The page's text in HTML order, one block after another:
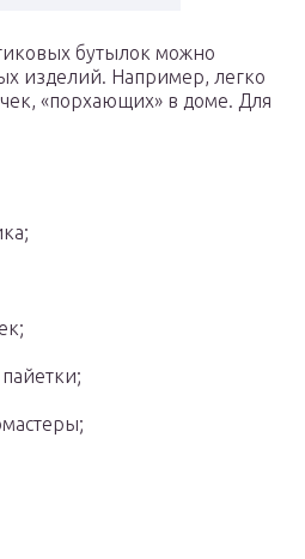
бутылок можно
изделий. Например, легко
«порхающих» в доме. Для